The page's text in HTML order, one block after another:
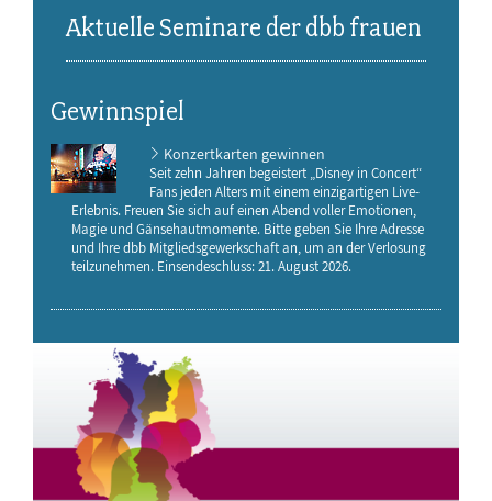
Aktuelle Seminare der dbb frauen
Gewinnspiel
Konzertkarten gewinnen
Seit zehn Jahren begeistert „Disney in Concert“
Fans jeden Alters mit einem einzigartigen Live-
Erlebnis. Freuen Sie sich auf einen Abend voller Emotionen,
Magie und Gänsehautmomente. Bitte geben Sie Ihre Adresse
und Ihre dbb Mitgliedsgewerkschaft an, um an der Verlosung
teilzunehmen. Einsendeschluss: 21. August 2026.